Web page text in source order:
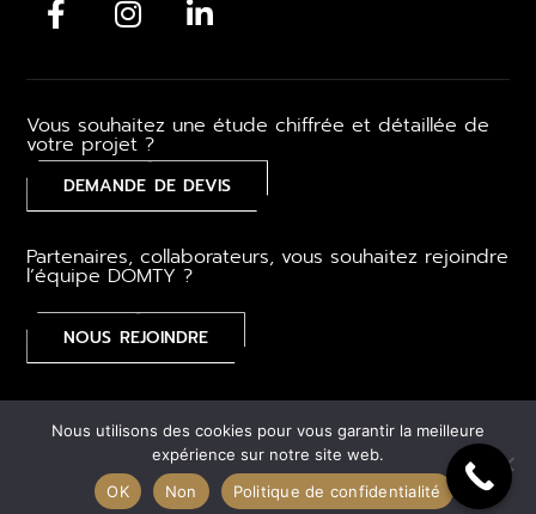
Vous souhaitez une étude chiffrée et détaillée de
votre projet ?
DEMANDE DE DEVIS
Mentions légales–CGV–Gestion des cookies– Plan du
Partenaires, collaborateurs, vous souhaitez rejoindre
l’équipe DOMTY ?
NOUS REJOINDRE
Nous utilisons des cookies pour vous garantir la meilleure
expérience sur notre site web.
OK
Non Politique de confidentialité